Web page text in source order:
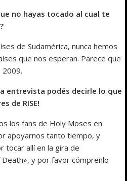
no hayas tocado al cual te
de Sudamérica, nunca hemos
que nos esperan. Parece que
2009.
entrevista podés decirle lo que
de RISE!
los fans de Holy Moses en
apoyarnos tanto tiempo, y
tocar allí en la gira de
y por favor cómprenlo